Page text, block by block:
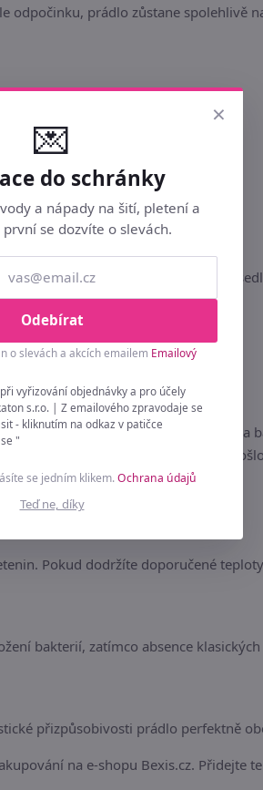
prádlo zůstane spolehlivě
aktivitě.
vzduchu a odvod potu.
aktivní jedince.
a pevnost po dlouhou dobu.
jejich zadní díl je členěný
do 40 °C. Nepoužívejte bělidla na
jsou zipy nebo suché zipy, aby
Pokud dodržíte doporučené
bakterií, zatímco absence
přizpůsobivosti prádlo perfektně
na e-shopu Bexis.cz. Přidejte
×
💌
do schránky
a nápady na šití, pletení a
se dozvíte o slevách.
Odebírat
o slevách a akcích emailem Emailový
vyřizování objednávky a pro účely
s.r.o. | Z emailového zpravodaje se
- kliknutím na odkaz v patičce
"
se jedním klikem.Ochrana údajů
Teď ne, díky